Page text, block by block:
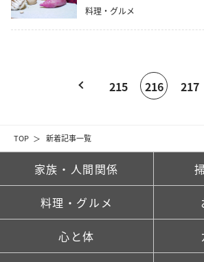
TOP 新着記事一覧
料理・グルメ
215 216 217
家族・人間関係
料理・グルメ
心と体